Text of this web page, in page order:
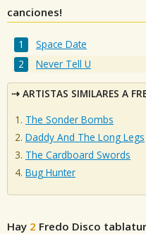
canciones!
Space Date
Never Tell U
ARTISTAS SIMILARES A
The Sonder Bombs
Daddy And The Long Legs
The Cardboard Swords
Bug Hunter
Hay 2 Fredo Disco